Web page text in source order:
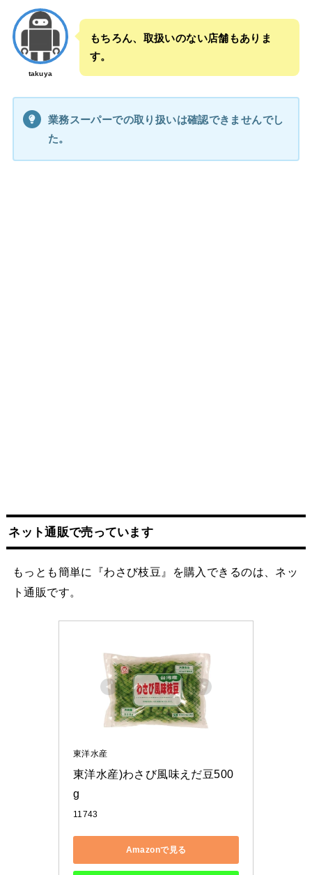
takuya
もちろん、取扱いのない店舗もありま
す。
業務スーパーでの取り扱いは確認できませんでし
た。
ネット通販で売っています
もっとも簡単に『わさび枝豆』を購入できるのは、ネッ
ト通販です。
東洋水産
東洋水産)わさび風味えだ豆500
g
11743
Amazonで見る